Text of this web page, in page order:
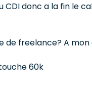
donc a la fin le
freelance? A mon
60k